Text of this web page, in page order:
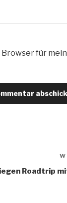
Browser für
Roadtrip